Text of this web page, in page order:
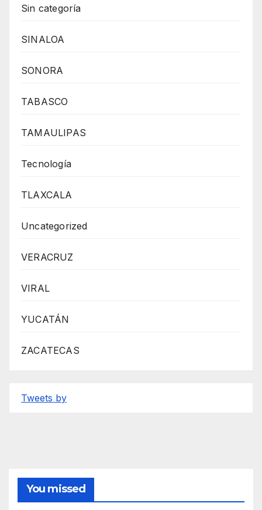
Sin categoría
SINALOA
SONORA
TABASCO
TAMAULIPAS
Tecnología
TLAXCALA
Uncategorized
VERACRUZ
VIRAL
YUCATÁN
ZACATECAS
Tweets by
You missed